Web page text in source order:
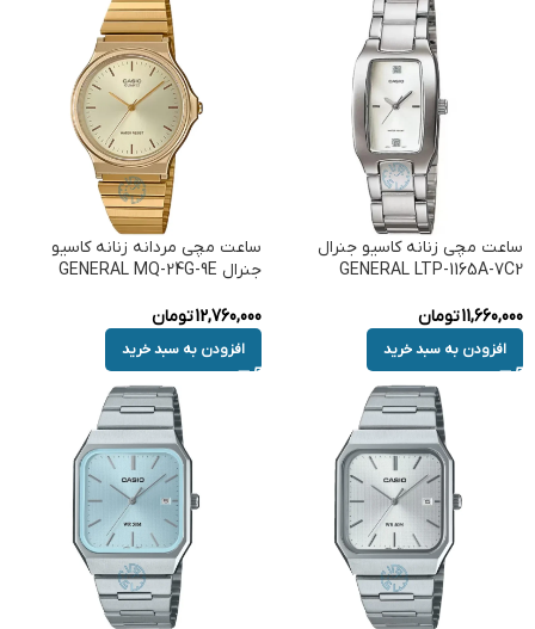
ساعت مچی زنانه کاسیو جنرال
GENERAL LTP-1165A-7C2
11,660,000تومان
افزودن به سبد خرید
ساعت مچی مردانه زنانه کاسیو
جنرال GENERAL MQ-24G-9E
12,760,000تومان
افزودن به سبد خرید